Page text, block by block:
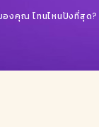
ของคุณ โทนไหนปังที่สุด?